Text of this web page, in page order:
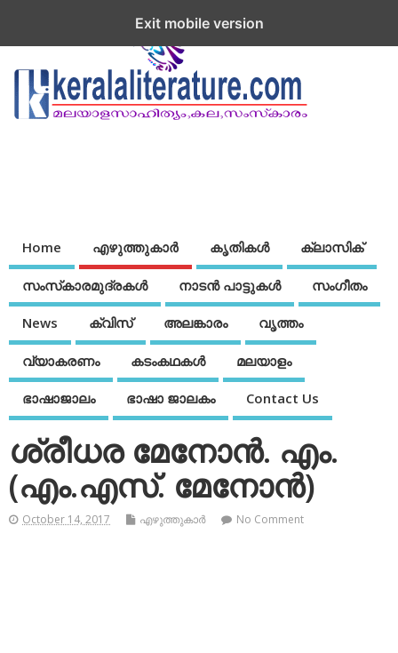
Home എഴുത്തുകാര്‍ കൃതികൾ ക്ലാസിക്
സംസ്‌കാരമുദ്രകള്‍ നാടന്‍ പാട്ടുകള്‍ സംഗീതം
News ക്വിസ് അലങ്കാരം വൃത്തം
വ്യാകരണം കടംകഥകള്‍ മലയാളം
ഭാഷാജാലം ഭാഷാ ജാലകം Contact Us
ശ്രീധര മേനോന്‍. എം.
(എം.എസ്. മേനോന്‍)
October 14, 2017 എഴുത്തുകാര്‍ No Comment
Exit mobile version